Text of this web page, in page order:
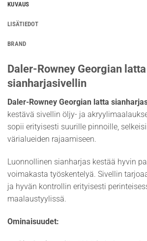
KUVAUS
LISÄTIEDOT
BRAND
Daler-Rowney Georgian latta
sianharjasivellin
Daler-Rowney Georgian latta
kestävä sivellin öljy- ja
sopii erityisesti suurille pinnoille,
värialueiden rajaamiseen.
Luonnollinen sianharjas kestää hyvin
voimakasta työskentelyä. Sivellin
ja hyvän kontrollin erityisesti
maalaustyylissä.
Ominaisuudet: